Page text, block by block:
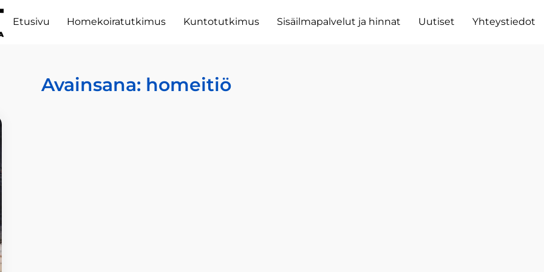
Etusivu Homekoiratutkimus Kuntotutkimus Sisäilmapalvelut ja hinnat Uutiset Yhteystiedot
Avainsana: homeitiö